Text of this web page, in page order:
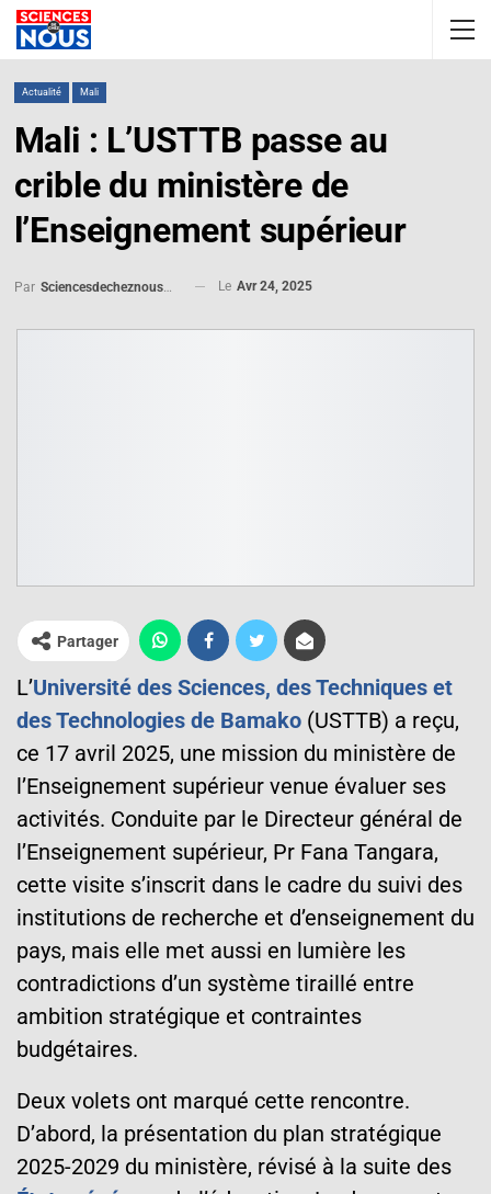
Actualité Mali
Mali : L’USTTB passe au
crible du ministère de
l’Enseignement supérieur
Par Sciencesdecheznous@gmail.com Le Avr 24, 2025
Partager
L’Université des Sciences, des Techniques et
des Technologies de Bamako (USTTB) a reçu,
ce 17 avril 2025, une mission du ministère de
l’Enseignement supérieur venue évaluer ses
activités. Conduite par le Directeur général de
l’Enseignement supérieur, Pr Fana Tangara,
cette visite s’inscrit dans le cadre du suivi des
institutions de recherche et d’enseignement du
pays, mais elle met aussi en lumière les
contradictions d’un système tiraillé entre
ambition stratégique et contraintes
budgétaires.
Deux volets ont marqué cette rencontre.
D’abord, la présentation du plan stratégique
2025-2029 du ministère, révisé à la suite des